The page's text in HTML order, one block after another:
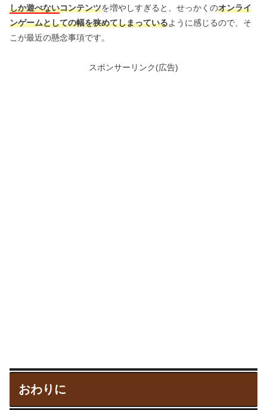
しか遊べないコンテンツを増やしすぎると、せっかくのオンライ
ンゲームとしての幅を狭めてしまっているように感じるので、そ
こが最近の懸念事項です。
スポンサーリンク(広告)
おわりに